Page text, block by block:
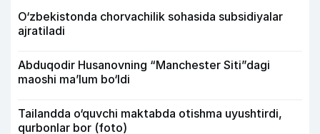
O‘zbekistonda chorvachilik sohasida subsidiyalar
ajratiladi
Abduqodir Husanovning “Manchester Siti”dagi
maoshi ma’lum bo‘ldi
Tailandda o‘quvchi maktabda otishma uyushtirdi,
qurbonlar bor (foto)